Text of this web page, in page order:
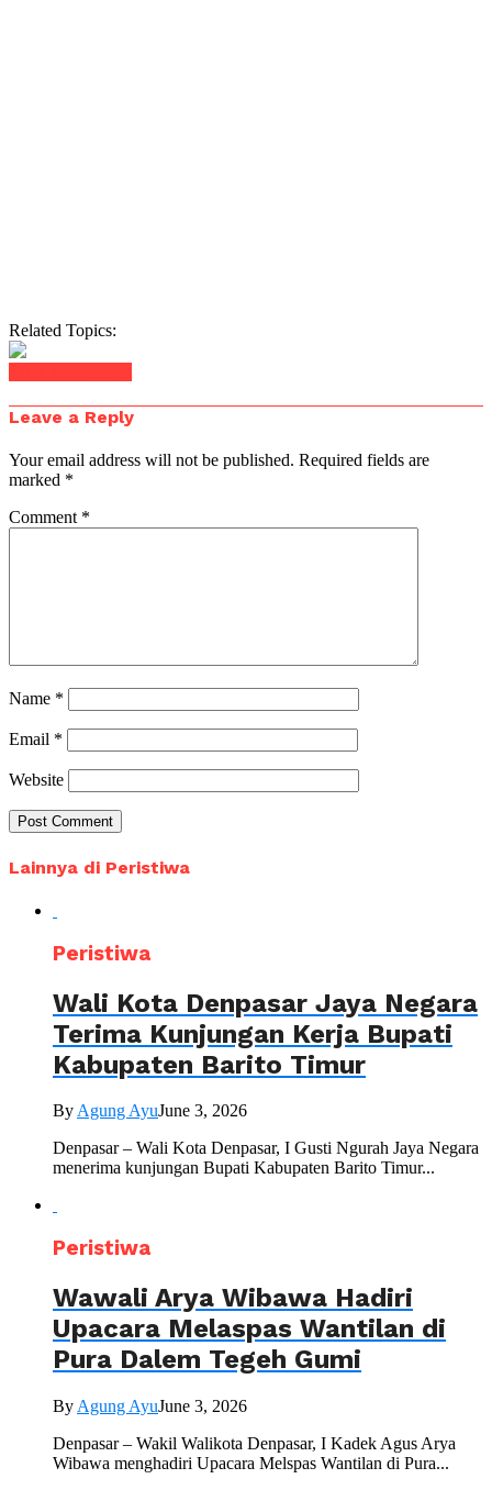
Related Topics:
Leave a Reply
Your email address will not be published. Required fields are
marked *
Comment *
Name *
Email *
Website
Lainnya di Peristiwa
Peristiwa
Wali Kota Denpasar Jaya Negara
Terima Kunjungan Kerja Bupati
Kabupaten Barito Timur
ByAgung AyuJune 3, 2026
Denpasar – Wali Kota Denpasar, I Gusti Ngurah Jaya Negara
menerima kunjungan Bupati Kabupaten Barito Timur...
Peristiwa
Wawali Arya Wibawa Hadiri
Upacara Melaspas Wantilan di
Pura Dalem Tegeh Gumi
By Agung AyuJune 3, 2026
Denpasar – Wakil Walikota Denpasar, I Kadek Agus Arya
Wibawa menghadiri Upacara Melspas Wantilan di Pura...